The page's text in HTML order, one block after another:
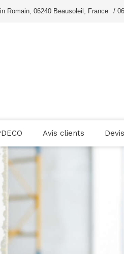
/
Romain, 06240 Beausoleil, France
Avis clients